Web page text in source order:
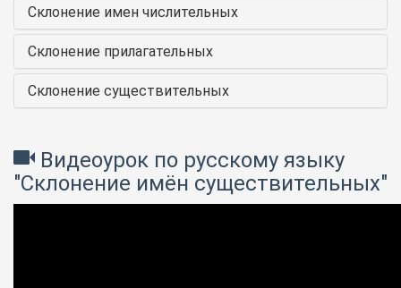
Склонение имен числительных
Склонение прилагательных
Склонение существительных
Видеоурок по русскому языку
"Склонение имён существительных"